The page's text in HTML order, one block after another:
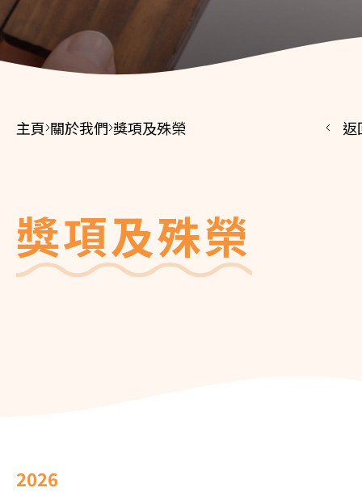
主頁 關於我們 獎項及殊榮 返
獎項及殊榮
2026